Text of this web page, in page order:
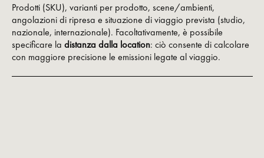
Prodotti (SKU), varianti per prodotto, scene/ambienti,
angolazioni di ripresa e situazione di viaggio prevista (studio,
nazionale, internazionale). Facoltativamente, è possibile
specificare la distanza dalla location: ciò consente di calcolare
con maggiore precisione le emissioni legate al viaggio.